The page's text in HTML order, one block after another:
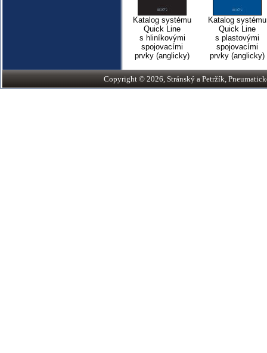
Katalog systému
Quick Line
s hliníkovými
spojovacími
prvky (anglicky)
Katalog systému
Quick Line
s plastovými
spojovacími
prvky (anglicky)
Copyright © 2026, Stránský a Petržík,